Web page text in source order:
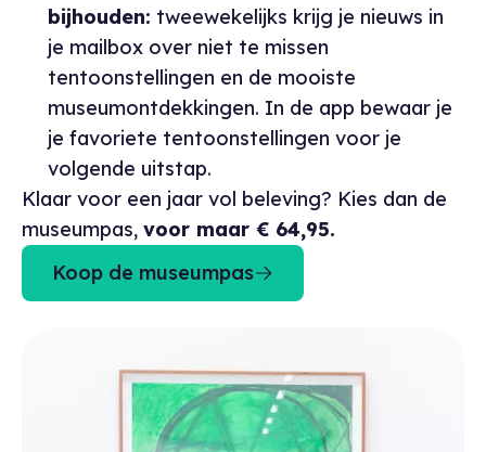
bijhouden: tweewekelijks krijg je nieuws in
je mailbox over niet te missen
tentoonstellingen en de mooiste
museumontdekkingen. In de app bewaar je
je favoriete tentoonstellingen voor je
volgende uitstap.
Klaar voor een jaar vol beleving? Kies dan de
museumpas, voor maar € 64,95.
Koop de museumpas